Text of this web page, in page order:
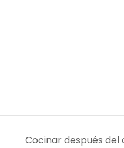
Cocinar después